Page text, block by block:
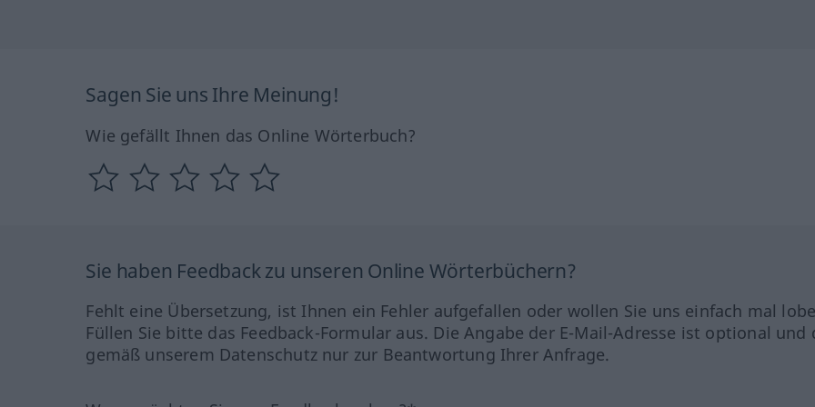
Sagen Sie uns Ihre Meinung!
Wie gefällt Ihnen das Online Wörterbuch?
Sie haben Feedback zu unseren Online Wörterbüchern?
Fehlt eine Übersetzung, ist Ihnen ein Fehler aufgefallen oder wollen Sie uns einfach mal
Füllen Sie bitte das Feedback-Formular aus. Die Angabe der E-Mail-Adresse ist optional und
gemäß unserem Datenschutz nur zur Beantwortung Ihrer Anfrage.